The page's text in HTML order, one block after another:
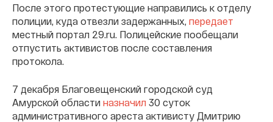
После этого протестующие направились к отделу
полиции, куда отвезли задержанных, передает
местный портал 29.ru. Полицейские пообещали
отпустить активистов после составления
протокола.
7 декабря Благовещенский городской суд
Амурской области назначил 30 суток
административного ареста активисту Дмитрию